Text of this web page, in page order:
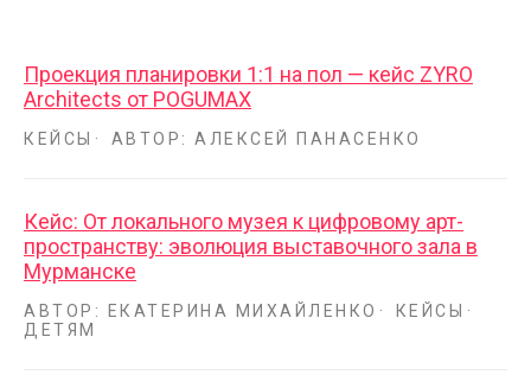
Проекция планировки 1:1 на пол — кейс ZYRO
Architects от POGUMAX
КЕЙСЫ АВТОР: АЛЕКСЕЙ ПАНАСЕНКО
Кейс: От локального музея к цифровому арт-
пространству: эволюция выставочного зала в
Мурманске
АВТОР: ЕКАТЕРИНА МИХАЙЛЕНКО
КЕЙСЫ
ДЕТЯМ